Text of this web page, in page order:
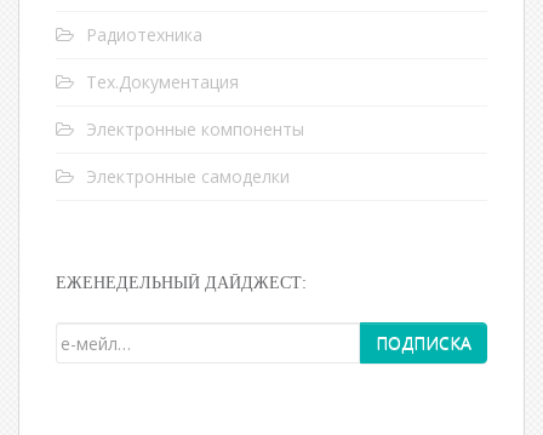
Радиотехника
Тех.Документация
Электронные компоненты
Электронные самоделки
ЕЖЕНЕДЕЛЬНЫЙ ДАЙДЖЕСТ: